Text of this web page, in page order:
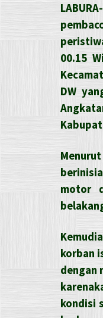
00.15
DW
motor
korban
dengan
kondisi